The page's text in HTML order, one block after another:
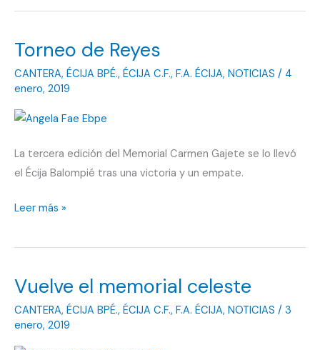
Torneo de Reyes
CANTERA, ÉCIJA BPÉ., ÉCIJA C.F., F.A. ÉCIJA, NOTICIAS / 4
enero, 2019
La tercera edición del Memorial Carmen Gajete se lo llevó
el Écija Balompié tras una victoria y un empate.
Torneo
Reyes
Leer más »
Vuelve el memorial celeste
CANTERA, ÉCIJA BPÉ., ÉCIJA C.F., F.A. ÉCIJA, NOTICIAS / 3
enero, 2019